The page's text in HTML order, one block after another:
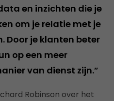
en inzichten die je
om je relatie met je
Door je klanten beter
op een meer
van dienst zijn.”
Robinson over het